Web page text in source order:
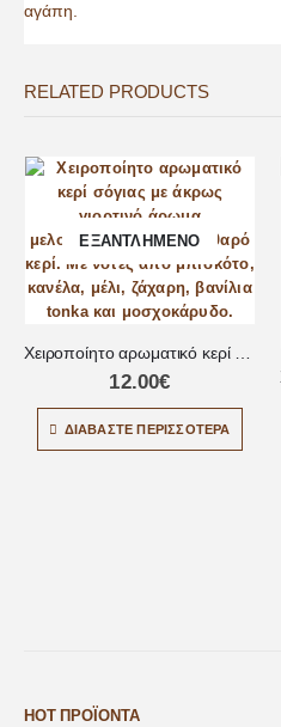
αγάπη.
RELATED PRODUCTS
ΕΞΑΝΤΛΗΜΈΝΟ
Χειροποίητο αρωματικό κερί μελομακάρονο
12.00€
ΔΙΑΒΆΣΤΕ ΠΕΡΙΣΣΌΤΕΡΑ
HOT ΠΡΟΪΌΝΤΑ